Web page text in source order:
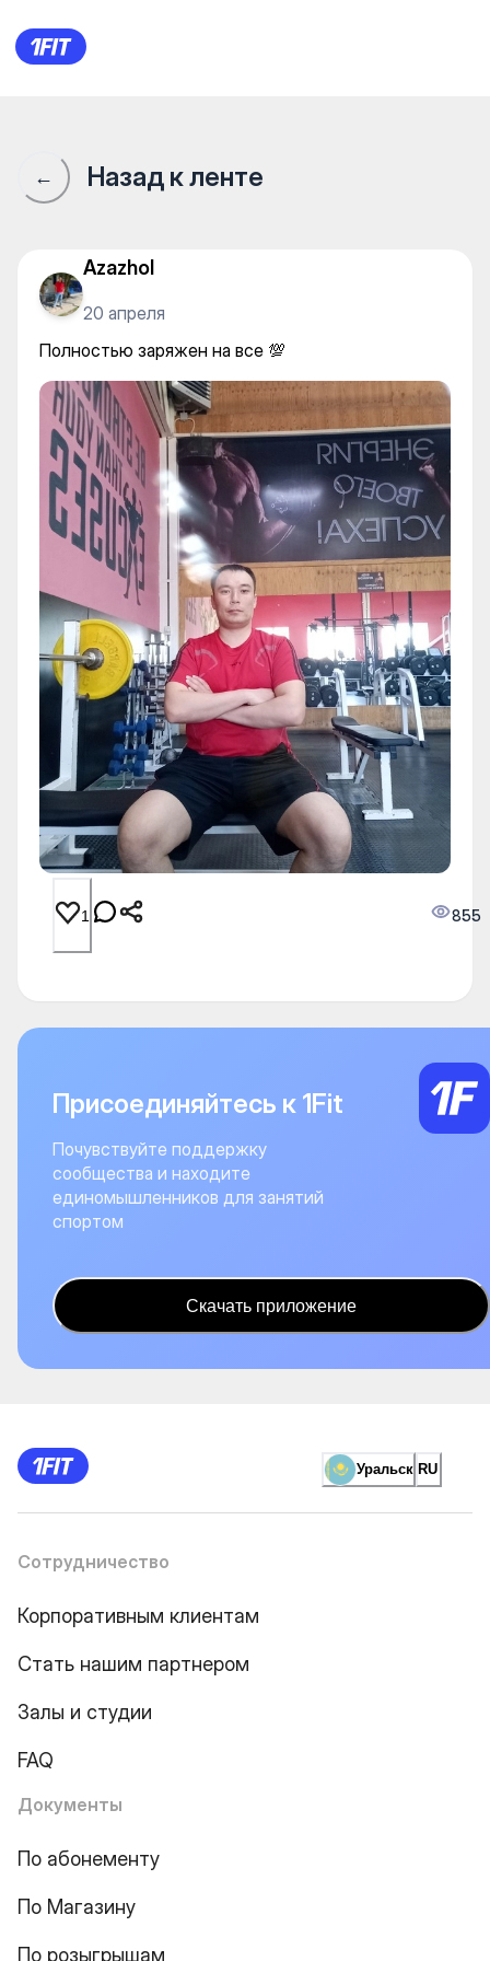
Полностью заряжен на все
← Назад к ленте
Azazhol
20 апреля
Полностью заряжен на все 💯
1 855
Присоединяйтесь к 1Fit
Почувствуйте поддержку
сообщества и находите
единомышленников для занятий
спортом
Скачать приложение
Уральск RU
Сотрудничество
Корпоративным клиентам
Стать нашим партнером
Залы и студии
FAQ
Документы
По абонементу
По Магазину
По розыгрышам